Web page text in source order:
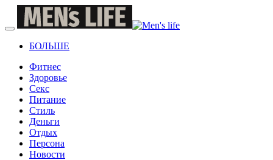
БОЛЬШЕ
Фитнес
Здоровье
Секс
Питание
Стиль
Деньги
Отдых
Персона
Новости